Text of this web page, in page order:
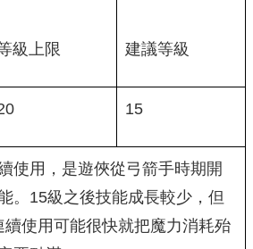
級上限 建議等級
15
使用，是遊俠從弓箭手時期開
。15級之後技能成長較少，但
使用可能很快就把魔力消耗殆